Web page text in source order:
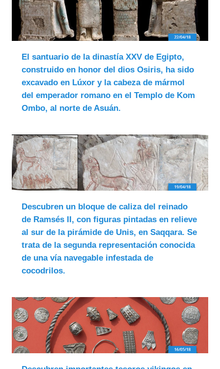
El santuario de la dinastía XXV de Egipto,
construido en honor del dios Osiris, ha sido
excavado en Lúxor y la cabeza de mármol
del emperador romano en el Templo de Kom
Ombo, al norte de Asuán.
Descubren un bloque de caliza del reinado
de Ramsés II, con figuras pintadas en relieve
al sur de la pirámide de Unis, en Saqqara. Se
trata de la segunda representación conocida
de una vía navegable infestada de
cocodrilos.